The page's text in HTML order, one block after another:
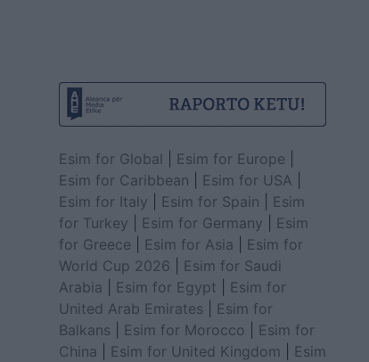
Esim for Global Esim for Europe
Esim for Caribbean
Esim for USA
Esim for Italy
Esim for Spain
Esim
for Turkey
Esim for Germany
Esim
for Greece
Esim for Asia
Esim for
World Cup 2026
Esim for Saudi
Arabia
Esim for Egypt
Esim for
United Arab Emirates
Esim for
Balkans
Esim for Morocco
Esim for
China
Esim for United Kingdom
Esim